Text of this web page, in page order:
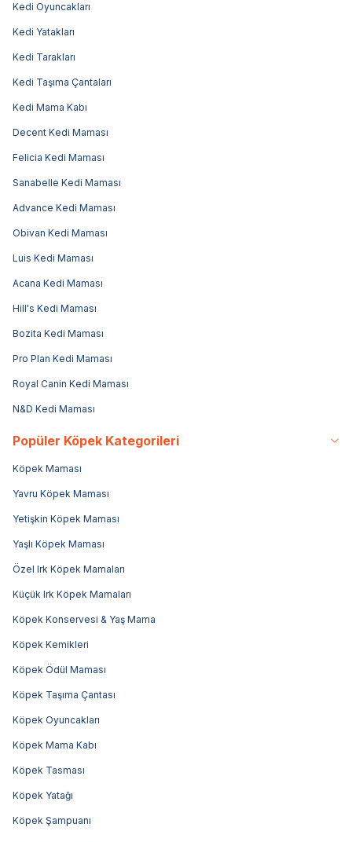
Kedi Oyuncakları
Kedi Yatakları
Kedi Tarakları
Kedi Taşıma Çantaları
Kedi Mama Kabı
Decent Kedi Maması
Felicia Kedi Maması
Sanabelle Kedi Maması
Advance Kedi Maması
Obivan Kedi Maması
Luis Kedi Maması
Acana Kedi Maması
Hill's Kedi Maması
Bozita Kedi Maması
Pro Plan Kedi Maması
Royal Canin Kedi Maması
N&D Kedi Maması
Popüler Köpek Kategorileri
Köpek Maması
Yavru Köpek Maması
Yetişkin Köpek Maması
Yaşlı Köpek Maması
Özel Irk Köpek Mamaları
Küçük Irk Köpek Mamaları
Köpek Konservesi & Yaş Mama
Köpek Kemikleri
Köpek Ödül Maması
Köpek Taşıma Çantası
Köpek Oyuncakları
Köpek Mama Kabı
Köpek Tasması
Köpek Yatağı
Köpek Şampuanı